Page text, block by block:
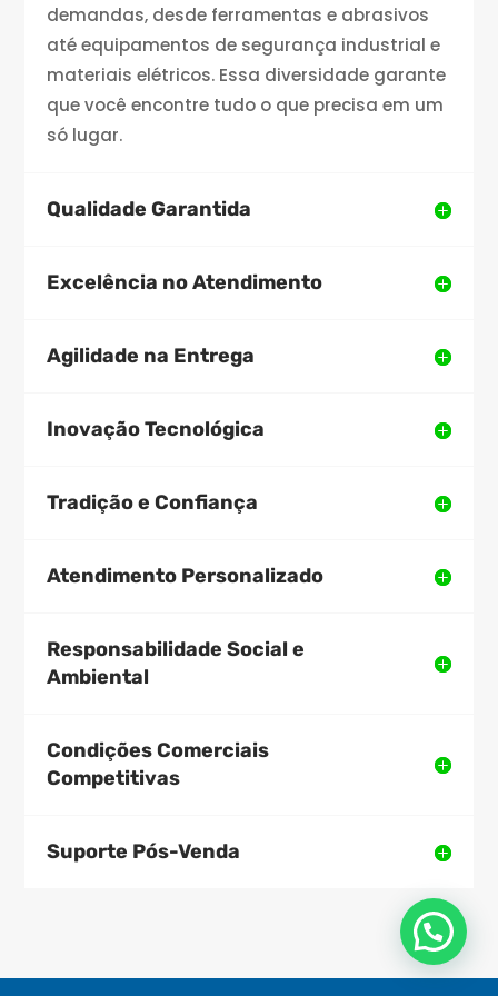
demandas, desde ferramentas e abrasivos
até equipamentos de segurança industrial e
materiais elétricos. Essa diversidade garante
que você encontre tudo o que precisa em um
só lugar.
Qualidade Garantida
Excelência no Atendimento
Agilidade na Entrega
Inovação Tecnológica
Tradição e Confiança
Atendimento Personalizado
Responsabilidade Social e
Ambiental
Condições Comerciais
Competitivas
Suporte Pós-Venda